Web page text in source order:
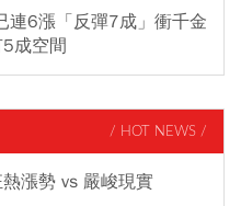
連6漲「反彈7成」衝千金
成空間
/ HOT NEWS /
漲勢 vs 嚴峻現實